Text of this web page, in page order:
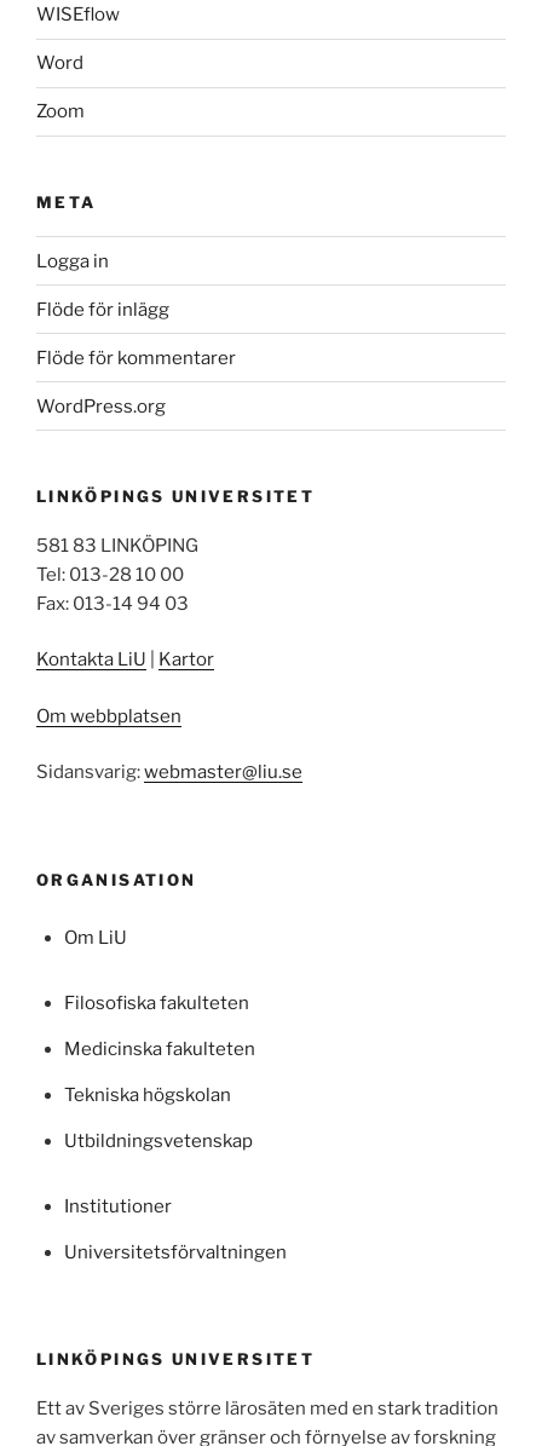
WISEflow
Word
Zoom
META
Logga in
Flöde för inlägg
Flöde för kommentarer
WordPress.org
LINKÖPINGS UNIVERSITET
581 83 LINKÖPING
Tel: 013-28 10 00
Fax: 013-14 94 03
Kontakta LiU Kartor
Om webbplatsen
Sidansvarig:webmaster@liu.se
ORGANISATION
Om LiU
Filosofiska fakulteten
Medicinska fakulteten
Tekniska högskolan
Utbildningsvetenskap
Institutioner
Universitetsförvaltningen
LINKÖPINGS UNIVERSITET
Ett av Sveriges större lärosäten med en stark tradition
av samverkan över gränser och förnyelse av forskning